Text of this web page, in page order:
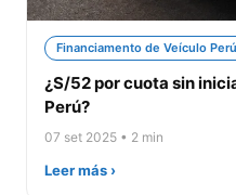
Financiamento de Veículo Perú
¿S/52 por cuota sin
Perú?
07 set 2025 • 2 min
Leer más ›